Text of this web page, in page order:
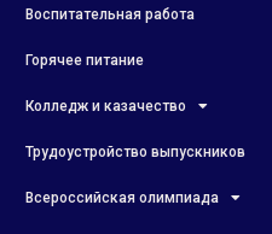
Воспитательная работа
Горячее питание
Колледж и казачество
Трудоустройство выпускников
Всероссийская олимпиада